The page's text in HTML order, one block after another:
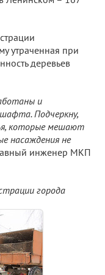
утраченная при
деревьев
и
Подчеркну,
которые мешают
насаждения не
инженер МКП
города